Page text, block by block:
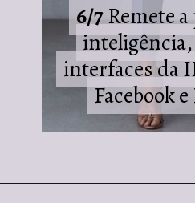
6/7Remete
inteligência,
interfaces da
Facebook
6/7Remete
inteligência,
interfaces da
Facebook